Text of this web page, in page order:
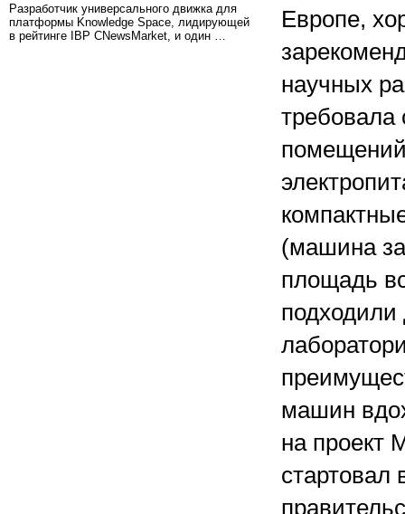
Разработчик универсального движка для
платформы Knowledge Space, лидирующей
в рейтинге IBP CNewsMarket, и один …
Европе,
научных
требовала
(машина
площадь
машин
на проект
стартовал